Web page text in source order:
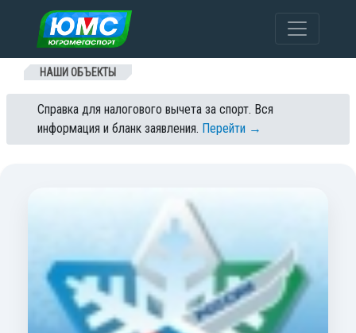
Перейти к содержанию
НАШИ ОБЪЕКТЫ
Справка для налогового вычета за спорт. Вся
информация и бланк заявления. Перейти →